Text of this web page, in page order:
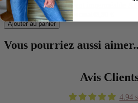
LAURA JO - Coupe vent imperméable
de vente36,90 € Prix normal
Ajouter au panier
Vous pourriez aussi
Avis
4.94